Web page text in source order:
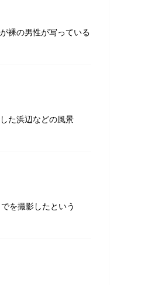
裸の男性が写っている
た浜辺などの風景
を撮影したという